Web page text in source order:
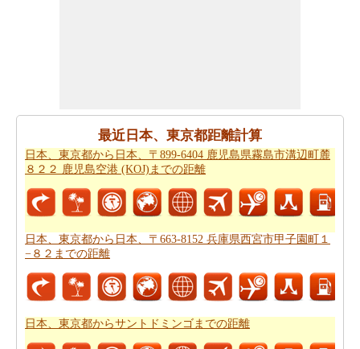
このルートプランナーは、日本、東京都からサントドミ
ンゴまでの道路ルートプラン提供します。
あなたはこの旅行で過ごすことになります燃料費の見積
もりをしたいですか？日本、東京都からサントドミンゴ
までの旅行の費用を確認してください。
*この結果は近似です。道路状況や流用や気象条件や交通などが走
最近日本、東京都距離計算
日本、東京都から日本、〒899-6404 鹿児島県霧島市溝辺町麓
８２２ 鹿児島空港 (KOJ)までの距離
日本、東京都から日本、〒663-8152 兵庫県西宮市甲子園町１
−８２までの距離
日本、東京都からサントドミンゴまでの距離